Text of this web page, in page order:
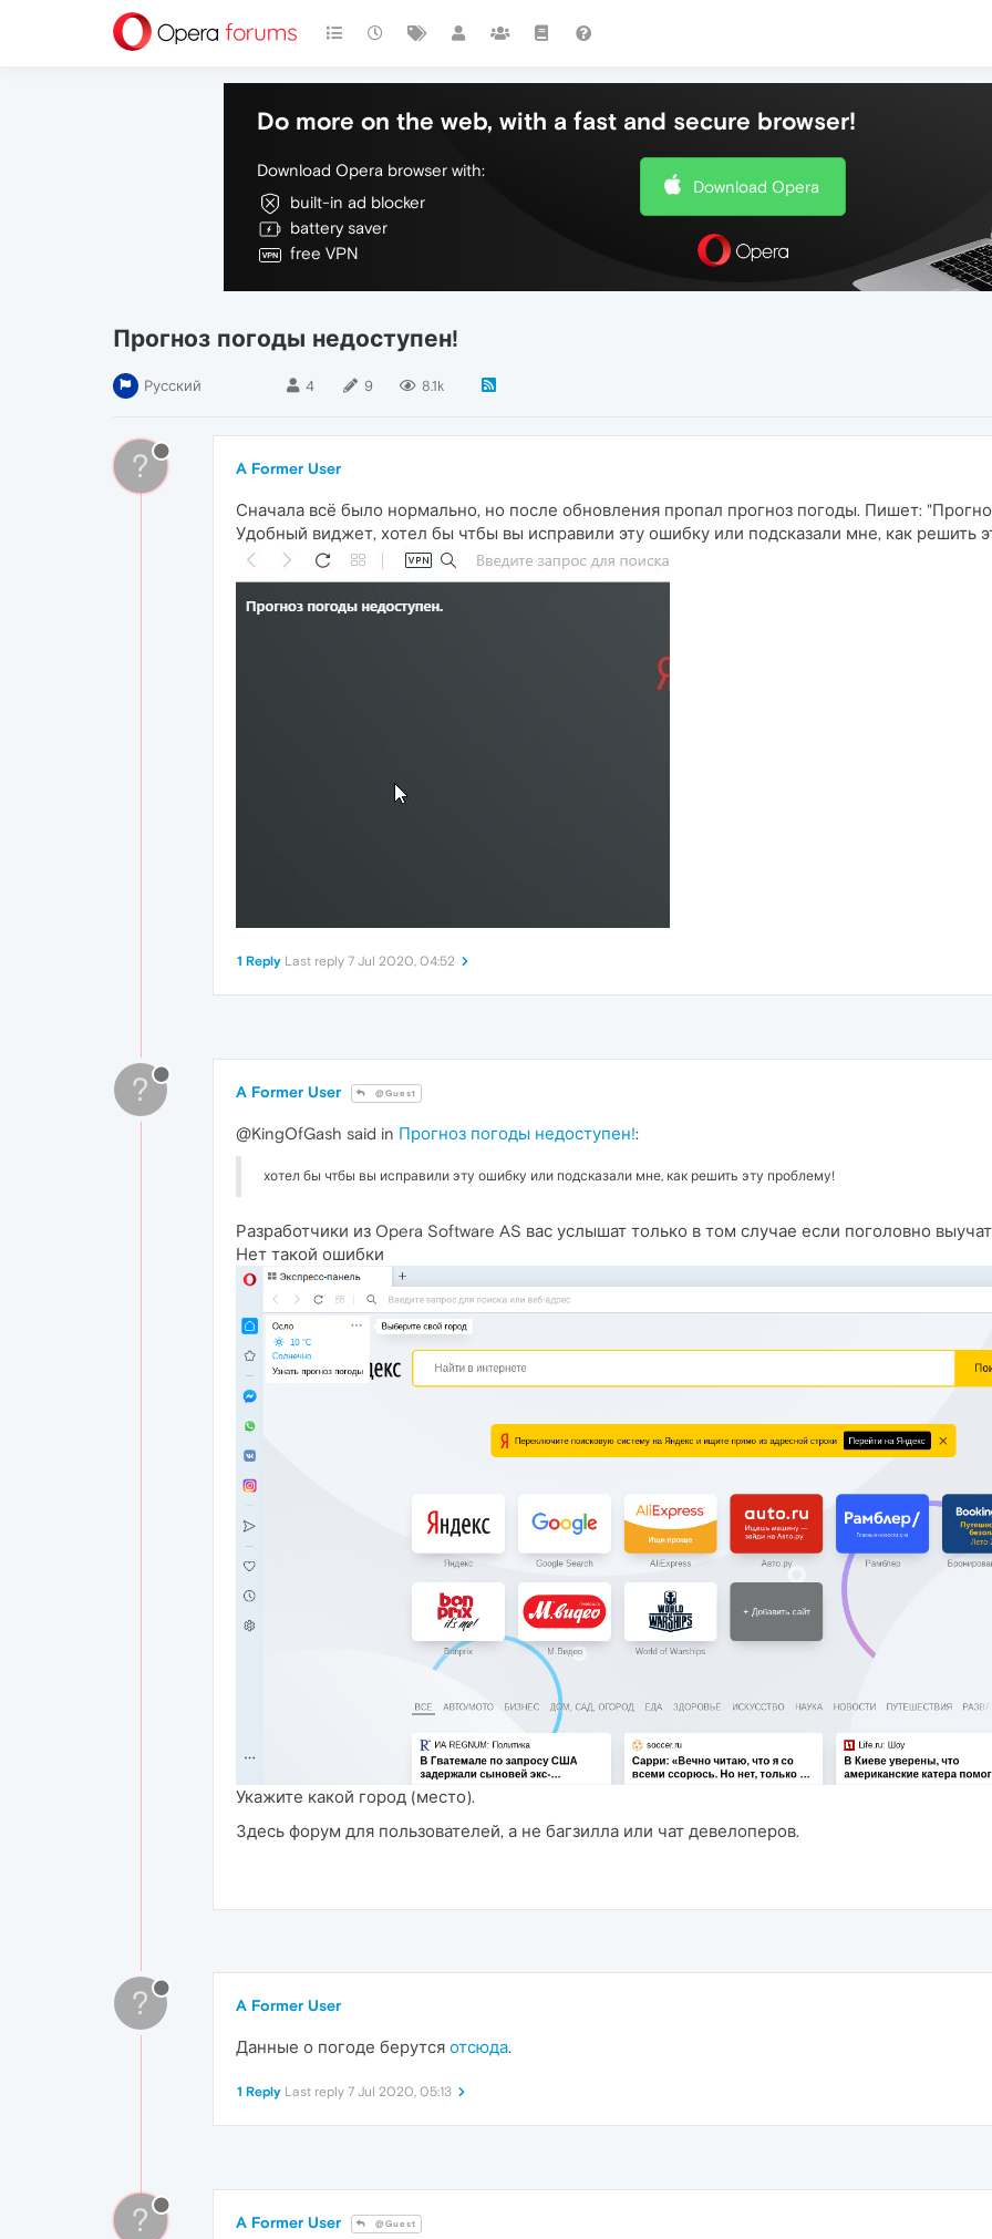
Do more on the web, with a fast and secure browser!
Download Opera browser with:
built-in ad blocker
battery saver
free VPN
Download Opera
Прогноз погоды недоступен!
Русский 4 9 8.1k
? A Former User
Сначала всё было нормально, но после обновления пропал прогноз погоды. Пишет:
Удобный виджет, хотел бы чтбы вы исправили эту ошибку или подсказали мне, как решить
1 Reply Last reply 7 Jul 2020, 04:52
? A Former User @Guest
@KingOfGash said in Прогноз погоды недоступен!:
хотел бы чтбы вы исправили эту ошибку или подсказали мне, как решить эту проблему!
Разработчики из Opera Software AS вас услышат только в том случае если поголовно
Нет такой ошибки
Укажите какой город (место).
Здесь форум для пользователей, а не багзилла или чат девелоперов.
? A Former User
Данные о погоде берутся отсюда.
1 Reply Last reply 7 Jul 2020, 05:13
? A Former User @Guest